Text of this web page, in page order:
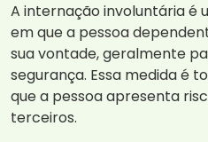
A internação involuntária é
em que a pessoa
sua vontade, geralmente
segurança. Essa medida é
que a pessoa apresenta
terceiros.